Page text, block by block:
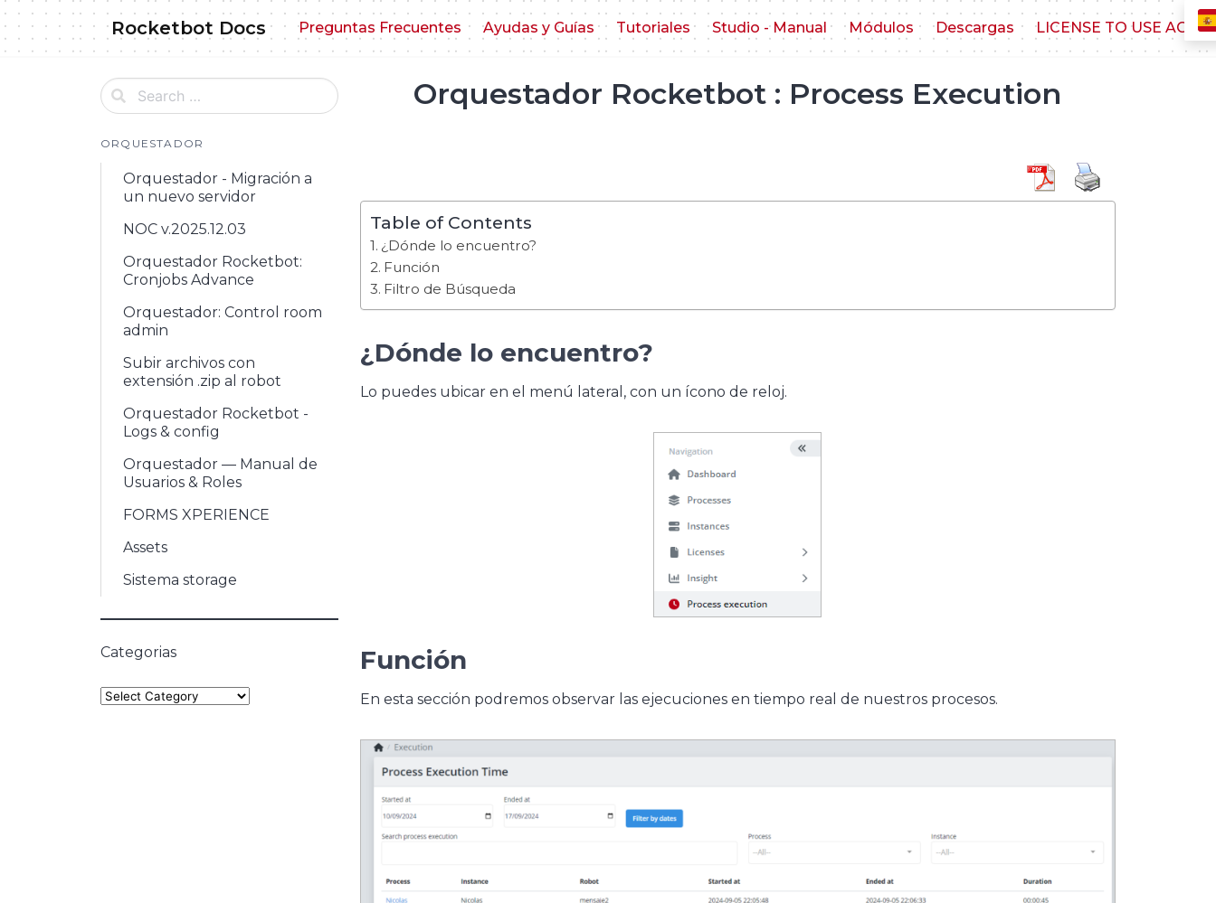
Skip
to
content
Rocketbot Docs Preguntas Frecuentes Ayudas y Guías Tutoriales Studio - Manual Módulos Descargas LICENSE TO USE
ORQUESTADOR
Orquestador - Migración a
un nuevo servidor
NOC v.2025.12.03
Orquestador Rocketbot:
Cronjobs Advance
Orquestador: Control room
admin
Subir archivos con
extensión .zip al robot
Orquestador Rocketbot -
Logs & config
Orquestador — Manual de
Usuarios & Roles
FORMS XPERIENCE
Assets
Sistema storage
Categorias
Categories
Orquestador Rocketbot : Process Execution
Table of Contents
¿Dónde lo encuentro?
Función
Filtro de Búsqueda
¿Dónde lo encuentro?
Lo puedes ubicar en el menú lateral, con un ícono de reloj.
Función
En esta sección podremos observar las ejecuciones en tiempo real de nuestros procesos.